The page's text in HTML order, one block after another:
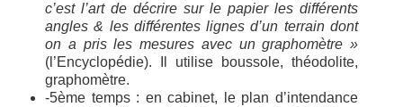
c’est l’art de décrire sur le papier les différents
angles & les différentes lignes d’un terrain dont
on a pris les mesures avec un graphomètre »
(l’Encyclopédie). Il utilise boussole, théodolite,
graphomètre.
-5ème temps : en cabinet, le plan d’intendance